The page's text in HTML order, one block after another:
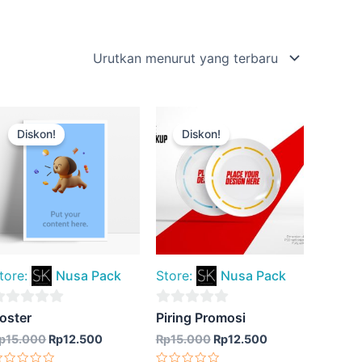
Nusa Pack
Diskon!
15.000
aslinya
adalah:
Rp15.000.
Rp12.500
saat
Store: Nusa Pack
0
out
of
Diskon!
Piring Promosi
Rp15.000
aslinya
adalah:
Rp15.000.
Rp12.500
ini
adalah:
Rp12.500.